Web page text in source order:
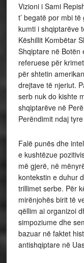
Vizioni i Sami
t’ begatë por mbi
kumti i shqiptarëve
Këshillit Kombëtar
Shqiptare në Botën
referuese për
për shtetin
drejtave të njeriut.
serb nuk do kishte
shqiptarëve në
Perëndimit ndaj
Falë punës dhe
e kushtëzue
më gjerë, në
kontekstin e duhur
trillimet serbe. Për
mirënjohës birit të
qëllim ai organizoi
simpoziume dhe
bazuar në faktet
antishqiptare në